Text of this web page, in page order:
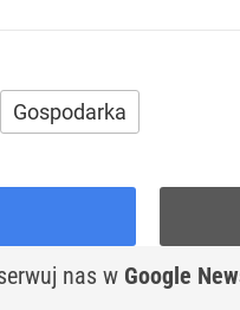
Gospodarka
nas w Google